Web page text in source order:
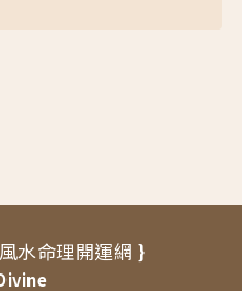
水命理開運網 }